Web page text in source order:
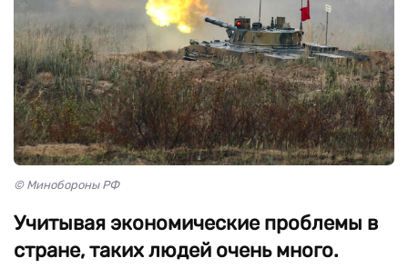
© Минобороны РФ
Учитывая экономические проблемы в
стране, таких людей очень много.